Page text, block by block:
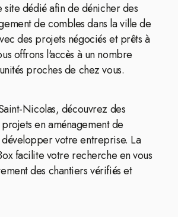
site dédié afin de dénicher des
de combles dans la ville de
des projets négociés et prêts à
offrons l'accès à un nombre
proches de chez vous.
Nicolas, découvrez des
en aménagement de
votre entreprise. La
facilite votre recherche en vous
des chantiers vérifiés et